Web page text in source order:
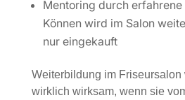
Mentoring durch
Können wird im Salon
nur eingekauft
Weiterbildung im Friseursalon
wirklich wirksam, wenn sie